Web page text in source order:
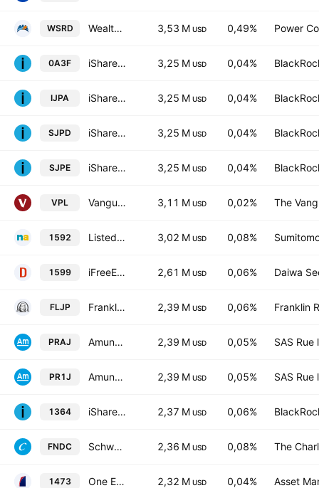
WSRD Wealthsimple Developed Markets ex North America Socially Responsible Index ETF 3,53 M USD 0,49% Power
0A3F iShares Core MSCI Japan IMI UCITS ETF 3,25 M USD 0,04%
IJPA iShares Core MSCI Japan IMI UCITS ETF 3,25 M USD 0,04%
SJPD iShares Core MSCI Japan IMI UCITS ETF 3,25 M USD 0,04%
SJPE iShares Core MSCI Japan IMI UCITS ETF EUR Hedged Accum 3,25 M USD 0,04%
VPL Vanguard FTSE Pacific ETF 3,11 M USD 0,02% The
1592 Listed Index Fund JPX-Nikkei Index 400 ETF 3,02 M USD 0,08%
1599 iFreeETF JPX-Nikkei400 2,61 M USD 0,06% Daiwa
FLJP Franklin FTSE Japan ETF 2,39 M USD 0,06% Franklin
PRAJ Amundi Index Solutions SICAV - Amundi Prime Japan UCITS ETF DR Capitalisation 2,39 M USD 0,05% SAS Rue
PR1J Amundi Index Solutions - Prime Japan 2,39 M USD 0,05% SAS Rue
1364 iShares JPX-Nikkei 400 ETF (Japan) 2,37 M USD 0,06%
FNDC Schwab Fundamental International Small Equity ETF 2,36 M USD 0,08% The
1473 One ETF TOPIX 2,32 M USD 0,04% Asset